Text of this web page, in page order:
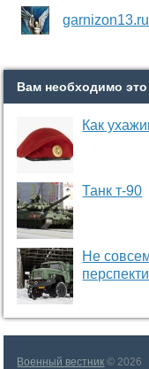
garnizon13.ru
Вам необходимо это
Как
Танк т-90
Не
Военный вестник © 2026